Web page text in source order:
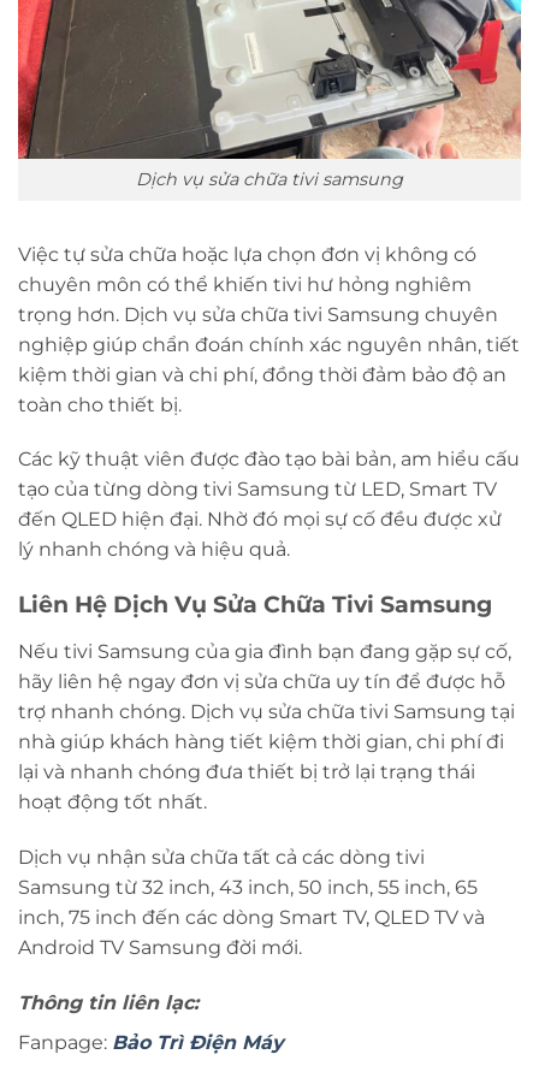
Dịch vụ sửa chữa tivi samsung
Việc tự sửa chữa hoặc lựa chọn đơn vị không có
chuyên môn có thể khiến tivi hư hỏng nghiêm
trọng hơn. Dịch vụ sửa chữa tivi Samsung chuyên
nghiệp giúp chẩn đoán chính xác nguyên nhân, tiết
kiệm thời gian và chi phí, đồng thời đảm bảo độ an
toàn cho thiết bị.
Các kỹ thuật viên được đào tạo bài bản, am hiểu cấu
tạo của từng dòng tivi Samsung từ LED, Smart TV
đến QLED hiện đại. Nhờ đó mọi sự cố đều được xử
lý nhanh chóng và hiệu quả.
Liên Hệ Dịch Vụ Sửa Chữa Tivi Samsung
Nếu tivi Samsung của gia đình bạn đang gặp sự cố,
hãy liên hệ ngay đơn vị sửa chữa uy tín để được hỗ
trợ nhanh chóng. Dịch vụ sửa chữa tivi Samsung tại
nhà giúp khách hàng tiết kiệm thời gian, chi phí đi
lại và nhanh chóng đưa thiết bị trở lại trạng thái
hoạt động tốt nhất.
Dịch vụ nhận sửa chữa tất cả các dòng tivi
Samsung từ 32 inch, 43 inch, 50 inch, 55 inch, 65
inch, 75 inch đến các dòng Smart TV, QLED TV và
Android TV Samsung đời mới.
Thông tin liên lạc:
Fanpage: Bảo Trì Điện Máy